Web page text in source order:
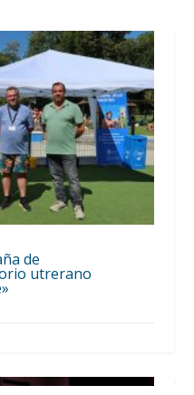
de
utrerano